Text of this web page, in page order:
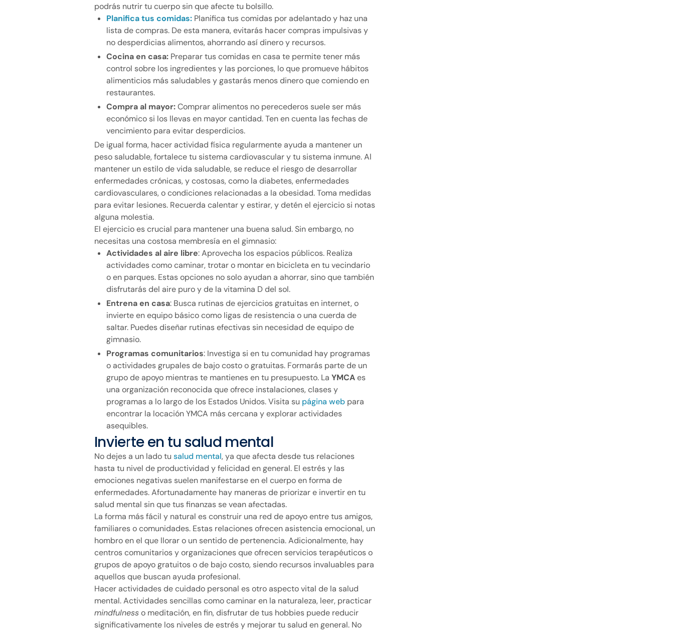
podrás nutrir tu cuerpo sin que afecte tu bolsillo.
Planifica tus comidas: Planifica tus comidas por adelantado y haz una
lista de compras. De esta manera, evitarás hacer compras impulsivas y
no desperdicias alimentos, ahorrando así dinero y recursos.
Cocina en casa: Preparar tus comidas en casa te permite tener más
control sobre los ingredientes y las porciones, lo que promueve hábitos
alimenticios más saludables y gastarás menos dinero que comiendo en
restaurantes.
Compra al mayor:Comprar alimentos no perecederos suele ser más
económico si los llevas en mayor cantidad. Ten en cuenta las fechas de
vencimiento para evitar desperdicios.
De igual forma, hacer actividad física regularmente ayuda a mantener un
peso saludable, fortalece tu sistema cardiovascular y tu sistema inmune. Al
mantener un estilo de vida saludable, se reduce el riesgo de desarrollar
enfermedades crónicas, y costosas, como la diabetes, enfermedades
cardiovasculares, o condiciones relacionadas a la obesidad. Toma medidas
para evitar lesiones. Recuerda calentar y estirar, y detén el ejercicio si notas
alguna molestia.
El ejercicio es crucial para mantener una buena salud. Sin embargo, no
necesitas una costosa membresía en el gimnasio:
Actividades al aire libre: Aprovecha los espacios públicos. Realiza
actividades como caminar, trotar o montar en bicicleta en tu vecindario
o en parques. Estas opciones no solo ayudan a ahorrar, sino que también
disfrutarás del aire puro y de la vitamina D del sol.
Entrena en casa: Busca rutinas de ejercicios gratuitas en internet, o
invierte en equipo básico como ligas de resistencia o una cuerda de
saltar. Puedes diseñar rutinas efectivas sin necesidad de equipo de
gimnasio.
Programas comunitarios: Investiga si en tu comunidad hay programas
o actividades grupales de bajo costo o gratuitas. Formarás parte de un
grupo de apoyo mientras te mantienes en tu presupuesto. La YMCAes
una organización reconocida que ofrece instalaciones, clases y
programas a lo largo de los Estados Unidos. Visita su página web para
encontrar la locación YMCA más cercana y explorar actividades
asequibles.
Invierte en tu salud mental
No dejes a un lado tu salud mental, ya que afecta desde tus relaciones
hasta tu nivel de productividad y felicidad en general. El estrés y las
emociones negativas suelen manifestarse en el cuerpo en forma de
enfermedades. Afortunadamente hay maneras de priorizar e invertir en tu
salud mental sin que tus finanzas se vean afectadas.
La forma más fácil y natural es construir una red de apoyo entre tus amigos,
familiares o comunidades. Estas relaciones ofrecen asistencia emocional, un
hombro en el que llorar o un sentido de pertenencia. Adicionalmente, hay
centros comunitarios y organizaciones que ofrecen servicios terapéuticos o
grupos de apoyo gratuitos o de bajo costo, siendo recursos invaluables para
aquellos que buscan ayuda profesional.
Hacer actividades de cuidado personal es otro aspecto vital de la salud
mental. Actividades sencillas como caminar en la naturaleza, leer, practicar
mindfulnesso meditación, en fin, disfrutar de tus hobbies puede reducir
significativamente los niveles de estrés y mejorar tu salud en general. No